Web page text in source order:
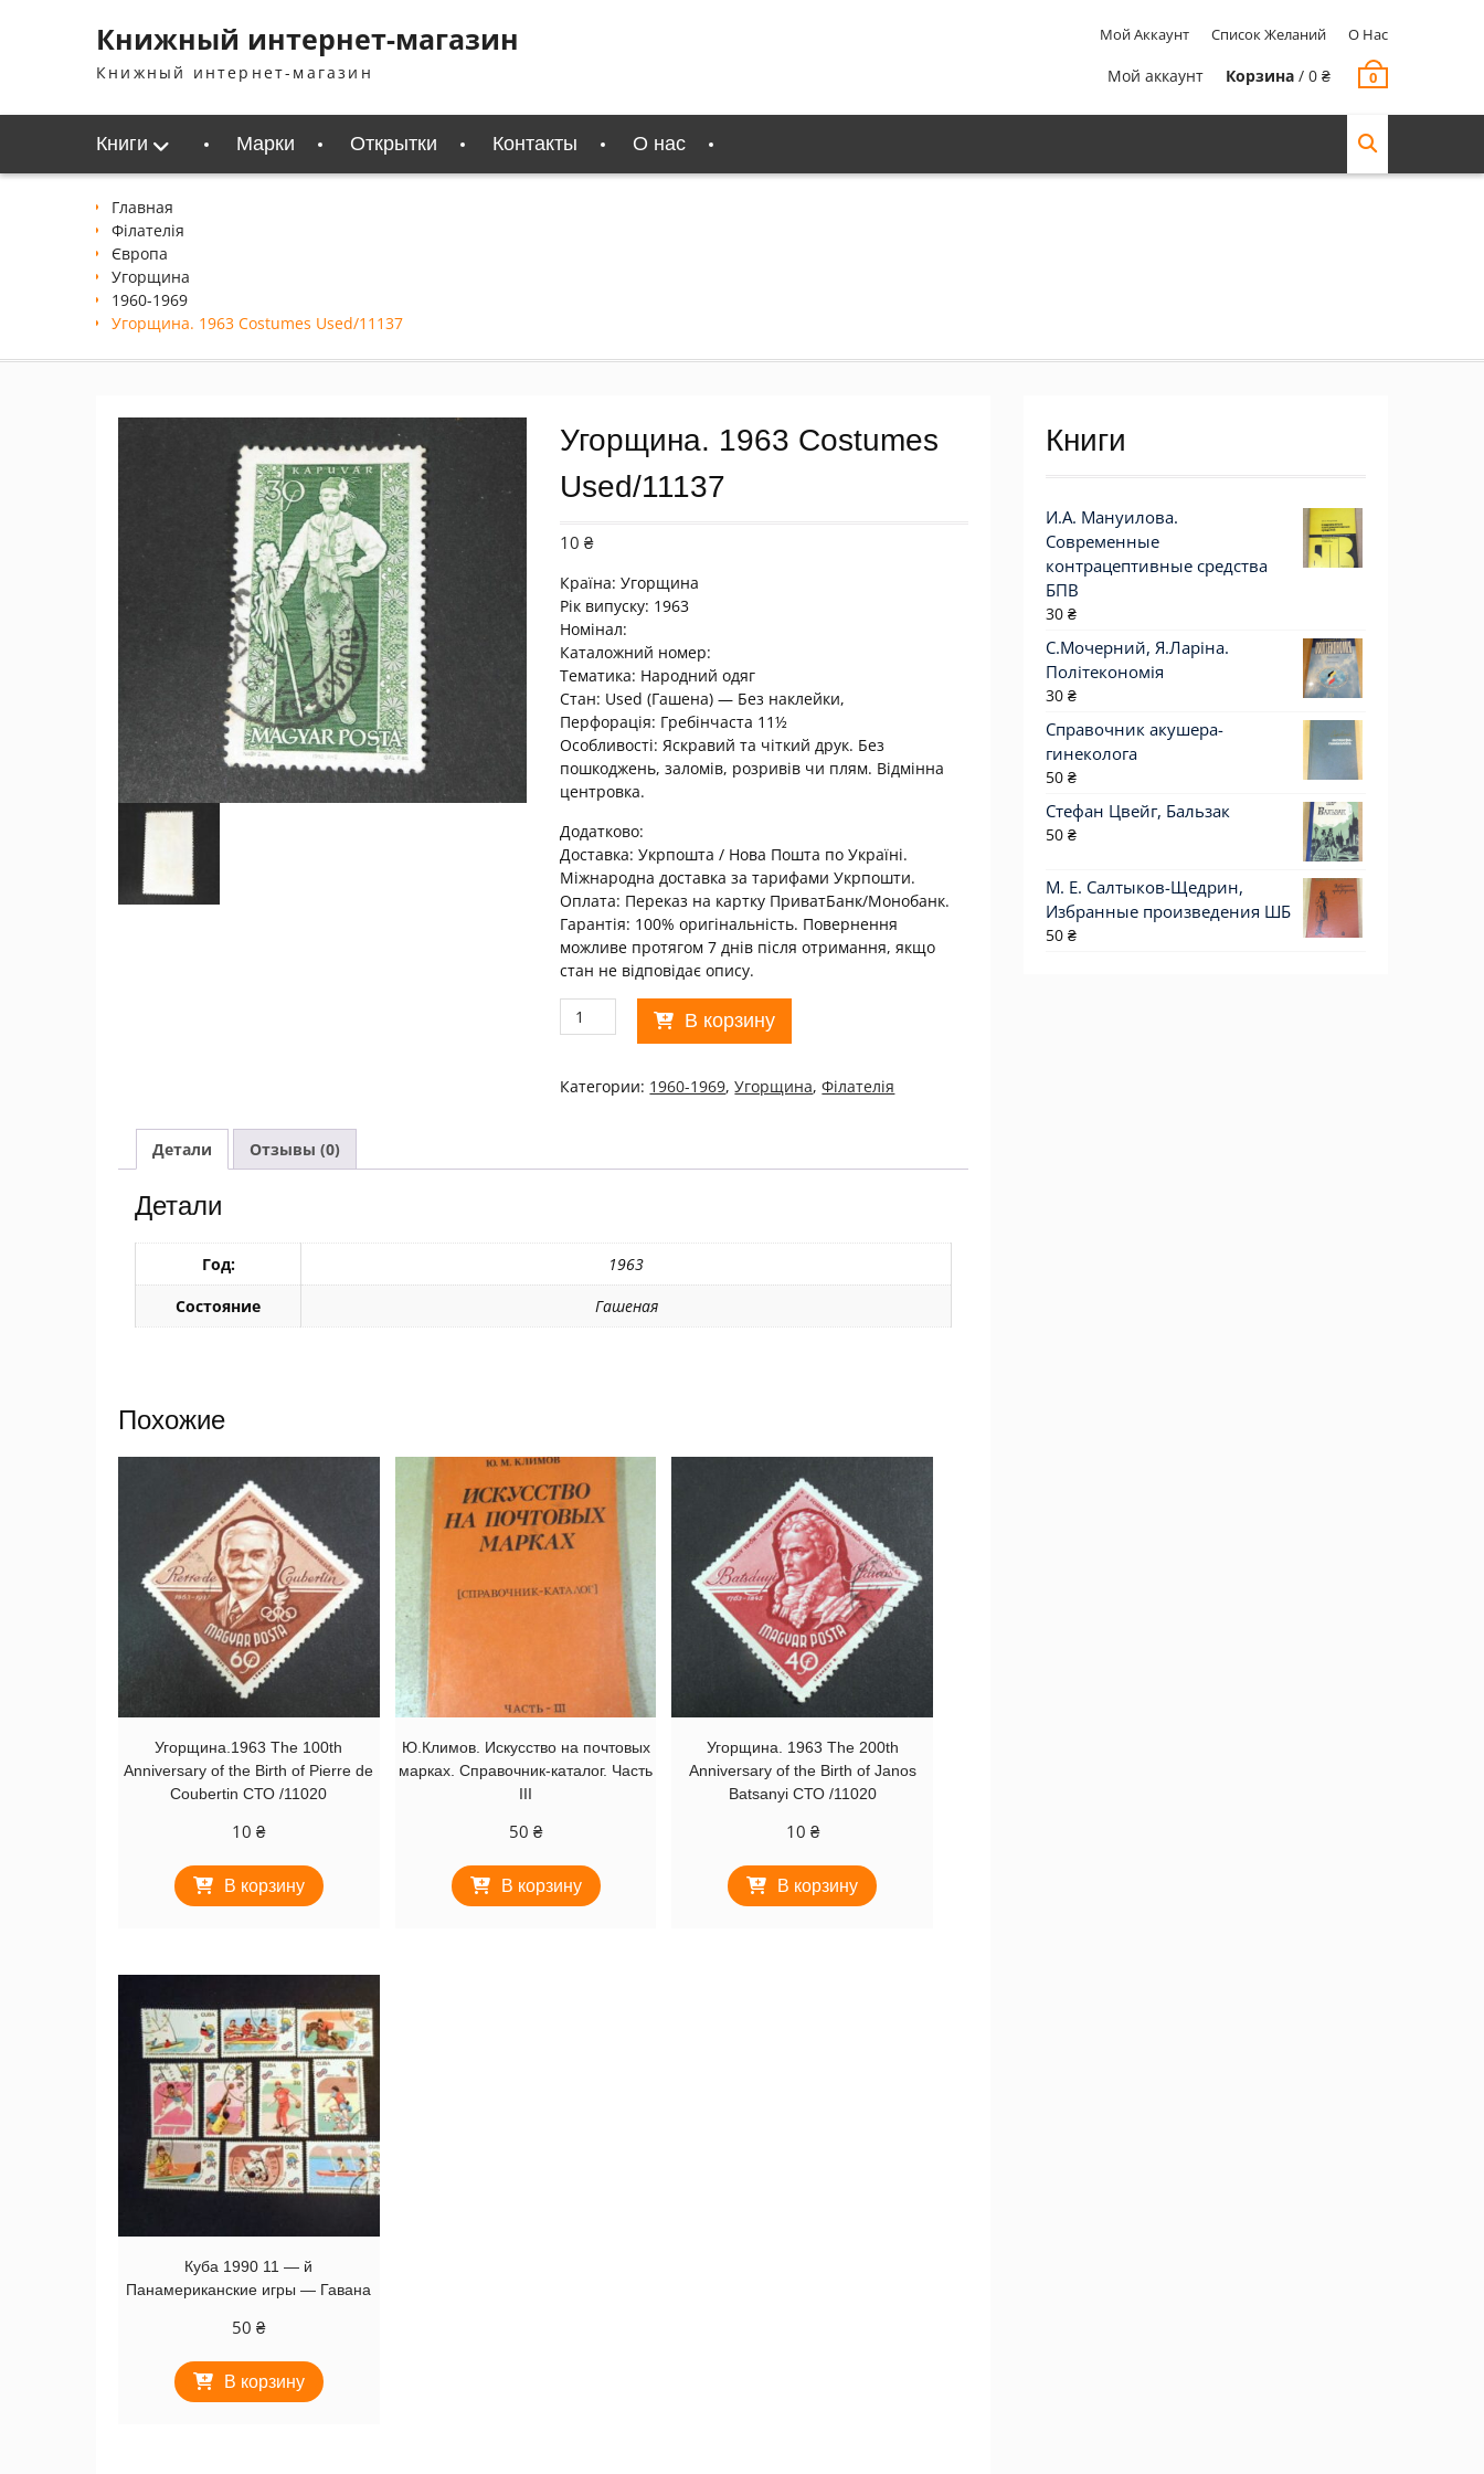
содержимомуКнижный интернет-магазин
Книжный интернет-магазин
Мой Аккаунт Список Желаний О Нас
Мой аккаунт Корзина / 0 ₴ 0
Книги Марки Открытки Контакты О нас
Главная
Філателія
Європа
Угорщина
1960-1969
Угорщина. 1963 Costumes Used/11137
Угорщина. 1963 Costumes
Used/11137
10₴
Країна:Угорщина
Рік випуску: 1963
Номінал:
Каталожний номер:
Тематика: Народний одяг
Стан: Used (Гашена) — Без наклейки,
Перфорація: Гребінчаста 11½
Особливості: Яскравий та чіткий друк. Без
пошкоджень, заломів, розривів чи плям. Відмінна
центровка.
Додатково:
Доставка: Укрпошта / Нова Пошта по Україні.
Міжнародна доставка за тарифами Укрпошти.
Оплата: Переказ на картку ПриватБанк/Монобанк.
Гарантія: 100% оригінальність. Повернення
можливе протягом 7 днів після отримання, якщо
стан не відповідає опису.
Количество
товара
1963
Costumes
В корзину
Категории: 1960-1969,Угорщина,Філателія
Детали Отзывы (0)
Детали
Год:
1963
Состояние
Гашеная
Похожие
Угорщина.1963 The 100th
Anniversary of the Birth of Pierre de
Coubertin СТО /11020
10₴
В корзину
Ю.Климов. Искусство на почтовых
марках. Справочник-каталог. Часть
III
50 ₴
В корзину
Угорщина. 1963 The 200th
Anniversary of the Birth of Janos
Batsanyi СТО /11020
10 ₴
В корзину
Куба 1990 11 — й
Панамериканские игры — Гавана
50₴
В корзину
Книги
И.А. Мануилова.
Современные
контрацептивные средства
БПВ
30 ₴
С.Мочерний, Я.Ларіна.
Політекономія
30 ₴
Справочник акушера-
гинеколога
50 ₴
Стефан Цвейг, Бальзак
50 ₴
М. Е. Салтыков-Щедрин,
Избранные произведения ШБ
50 ₴